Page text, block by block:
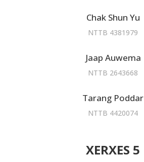
Chak Shun Yu
NTTB 4381979
Jaap Auwema
NTTB 2643668
Tarang Poddar
NTTB 4420074
XERXES 5